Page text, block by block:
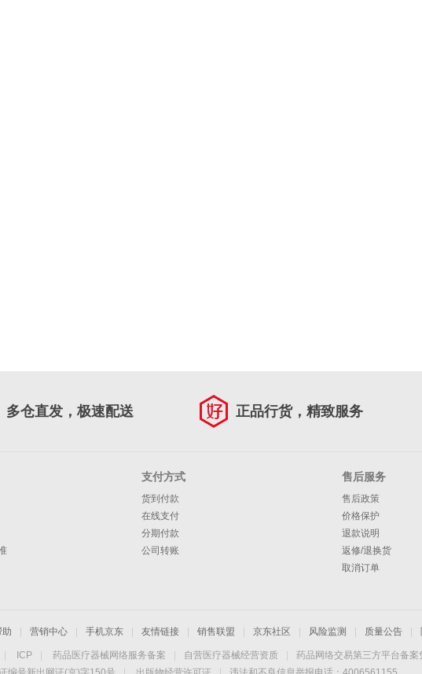
多仓直发，极速配送 正品行货，精致服务
支付方式
货到付款
在线支付
分期付款
公司转账
售后服务
售后政策
价格保护
退款说明
返修/退换货
取消订单
助 营销中心 手机京东 友情链接 销售联盟 京东社区 风险监测 质量公告
ICP 药品医疗器械网络服务备案 自营医疗器械经营资质 药品网络交易第三方平台备案